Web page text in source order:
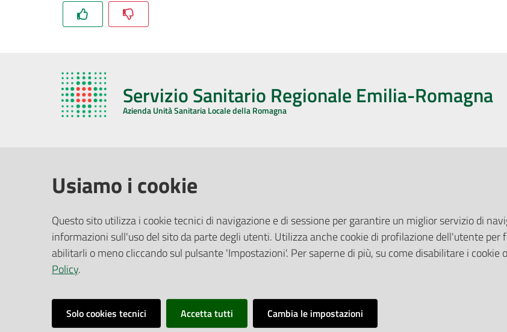
Servizio Sanitario Regionale Emilia-Romagna
Azienda Unità Sanitaria Locale della Romagna
Via De Gasperi, 8 - 48121 Ravenna (RA)
CF/P.IVA:02483810392
PEC:
azienda@pec.auslromagna.it
Ufficio Relazioni con il Pubblico
Riferimenti per la Stampa
Pubblicità legale
Albo Pretorio
Privacy Policy
Attuazione Misure PNRR
Usiamo i cookie
Questo sito utilizza i cookie tecnici di navigazione e di sessione per garantire un miglior servizio di
informazioni sull'uso del sito da parte degli utenti. Utilizza anche cookie di profilazione dell'utente
abilitarli o meno cliccando sul pulsante 'Impostazioni'. Per saperne di più, su come disabilitare i
Policy.
Solo cookies tecnici Accetta tutti Cambia le impostazioni